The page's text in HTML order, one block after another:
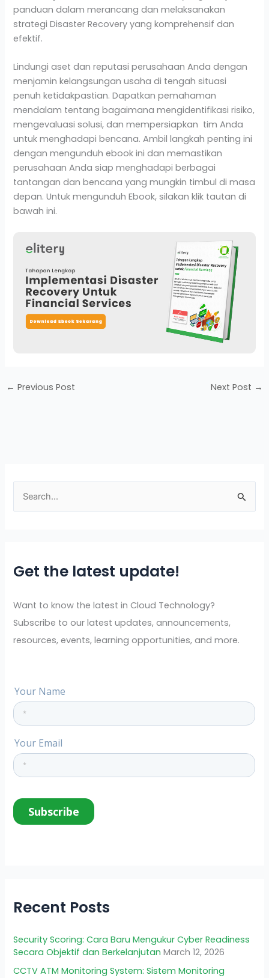
panduan dalam merancang dan melaksanakan
strategi Disaster Recovery yang komprehensif dan
efektif.
Lindungi aset dan reputasi perusahaan Anda dengan
menjamin kelangsungan usaha di tengah situasi
penuh ketidakpastian. Dapatkan pemahaman
mendalam tentang bagaimana mengidentifikasi risiko,
mengevaluasi solusi, dan mempersiapkan tim Anda
untuk menghadapi bencana. Ambil langkah penting ini
dengan mengunduh ebook ini dan memastikan
perusahaan Anda siap menghadapi berbagai
tantangan dan bencana yang mungkin timbul di masa
depan. Untuk mengunduh Ebook, silakan klik tautan di
bawah ini.
← Previous Post Next Post →
c
f
o
r
Get the latest update!
Want to know the latest in Cloud Technology?
Subscribe to our latest updates, announcements,
resources, events, learning opportunities, and more.
Recent Posts
Security Scoring: Cara Baru Mengukur Cyber Readiness
Secara Objektif dan Berkelanjutan March 12, 2026
CCTV ATM Monitoring System: Sistem Monitoring